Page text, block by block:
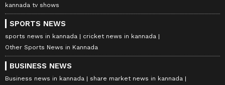
kannada tv shows
SPORTS NEWS
sports news in kannada
cricket news in kannada
Other Sports News in Kannada
BUSINESS NEWS
Business news in kannada
share market news in kannada